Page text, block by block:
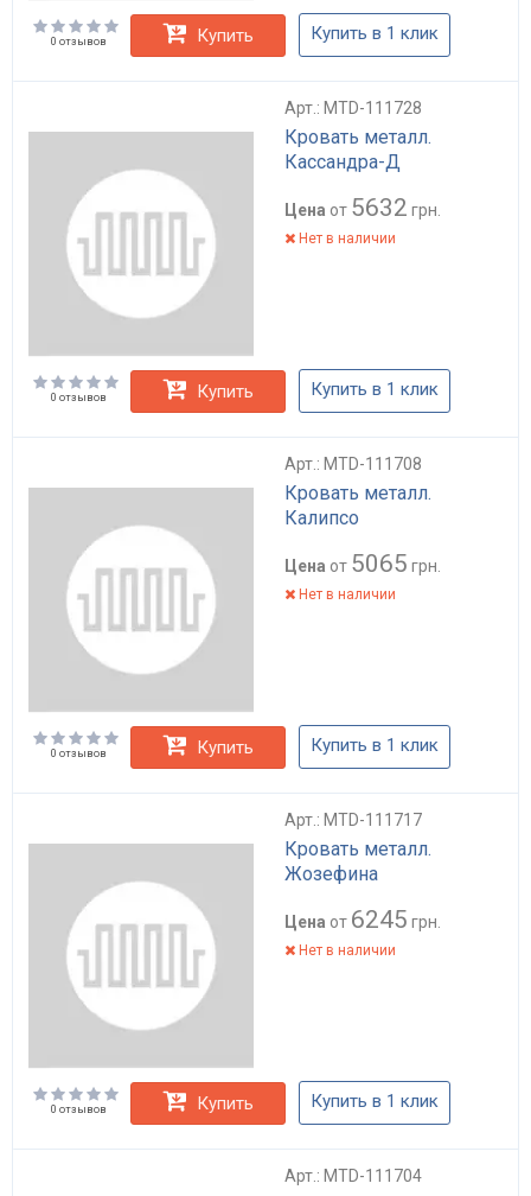
0 отзывов Купить Купить в 1 клик
Арт.: MTD-111728
Кровать металл.
Кассандра-Д
Цена от 5632 грн.
Нет в наличии
0 отзывов Купить Купить в 1 клик
Арт.: MTD-111708
Кровать металл.
Калипсо
Цена от 5065 грн.
Нет в наличии
0 отзывов Купить Купить в 1 клик
Арт.: MTD-111717
Кровать металл.
Жозефина
Цена от 6245 грн.
Нет в наличии
0 отзывов Купить Купить в 1 клик
Арт.: MTD-111704